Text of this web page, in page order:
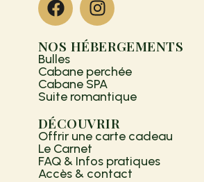
NOS HÉBERGEMENTS
Bulles
Cabane perchée
Cabane SPA
Suite romantique
DÉCOUVRIR
Offrir une carte cadeau
Le Carnet
FAQ & Infos pratiques
Accès & contact